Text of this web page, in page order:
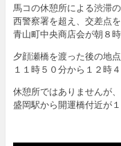
馬コの休憩所による渋滞
西警察署を超え、交差点
青山町中央商店会が朝８
夕顔瀬橋を渡った後の地
１１時５０分から１２時４
休憩所ではありませんが
盛岡駅から開運橋付近が